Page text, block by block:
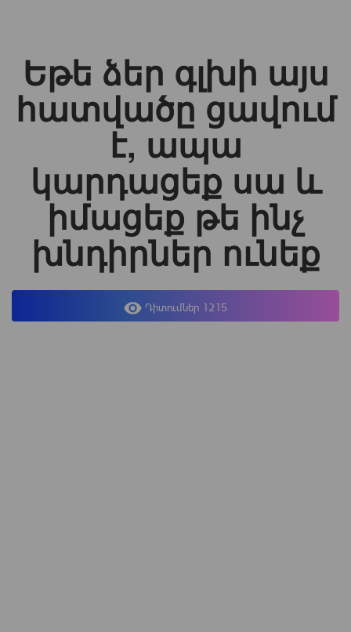
Եթե ձեր գլխի այս
հատվածը ցավում
է, ապա
կարդացեք սա և
իմացեք թե ինչ
խնդիրներ ունեք
Դիտումներ 1215